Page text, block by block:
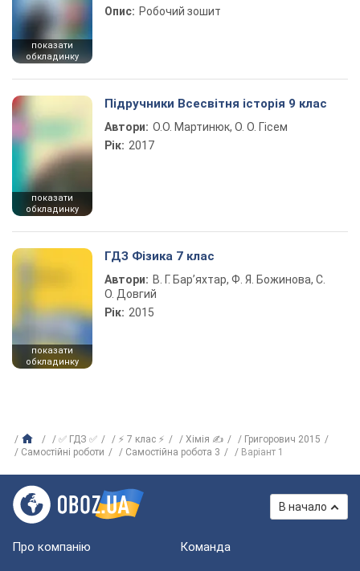
показати
обкладинку
Опис: Робочий зошит
показати
обкладинку
Підручники Всесвітня історія 9 клас
Автори: О.О. Мартинюк, О. О. Гісем
Рік: 2017
показати
обкладинку
ГДЗ Фізика 7 клас
Автори: В. Г. Бар’яхтар, Ф. Я. Божинова, С.
О. Довгий
Рік: 2015
✅ ГДЗ ✅ ⚡ 7 клас ⚡ Хімія ✍
Григорович 2015
Самостійні роботи
Самостійна робота 3 Варіант 1
В начало
Про компанію Команда